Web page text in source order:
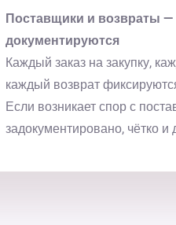
Поставщики и возвраты
документируются
Каждый заказ на закупку,
каждый возврат
Если возникает спор с
задокументировано, чётко и